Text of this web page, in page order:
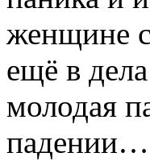
женщине
ещё в
молодая
падении…